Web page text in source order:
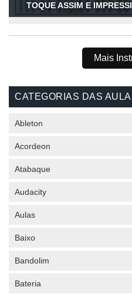
TOQUE ASSIM E
Mais
CATEGORIAS DAS
Ableton
Acordeon
Atabaque
Audacity
Aulas
Baixo
Bandolim
Bateria